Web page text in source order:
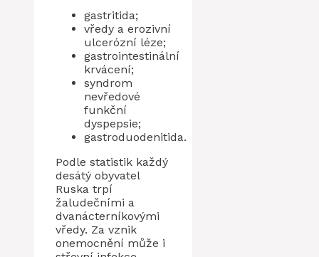
gastritida;
vředy a erozivní
ulcerózní léze;
gastrointestinální
krvácení;
syndrom
nevředové
funkční
dyspepsie;
gastroduodenitida.
Podle statistik každý
desátý obyvatel
Ruska trpí
žaludečními a
dvanácterníkovými
vředy. Za vznik
onemocnění může i